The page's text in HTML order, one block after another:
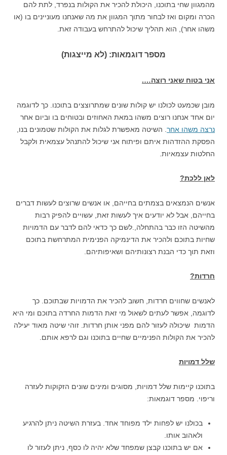
מהמגוון שחי בתוכנו, היכולת להכיר את הקולות בנפרד, לתת להם
הכרה ומקום ואז לבחור מתוך המגוון את מה שאנחנו מעוניינים בו (או
משהו אחר), הוא תהליך שיכול להתרחש בעבודה זאת.
מספר דוגמאות: (לא מייצגות)
אני בטוח שאני רוצה….
מובן שכמעט לכולנו יש קולות שונים שמתרוצצים בתוכנו. כך לדוגמה
יום אחד אנחנו רוצים משהו במאת האחוזים ובטוחים בו וביום אחר
נרצה משהו אחר . השיטה מאפשרת לגלות את הקולות שטמונים בנו,
הפסקת ההזדהות איתם ופיתוח אני שיכול להתנהל עצמאית ולקבל
החלטות עצמאיות.
לאן ללכת?
אנשים הנמצאים בצמתים בחייהם, או אנשים שרוצים לעשות דברים
בחייהם, אבל לא יודעים איך לעשות זאת, עשויים להפיק רבות
מהשיטה הזו כבר בהתחלה,.לשם כך כדאי להם לדבר עם הדמויות
שחיות בתוכם ולהכיר את הדינמיקה הפנימית המתרחשת בתוכם
וזאת תוך כדי הבנת רצונותיהם ושאיפותיהם.
חרדות?
לאנשים שחווים חרדות, חשוב להכיר את הדמויות שבתוכם. כך
לדוגמה, אפשר לעתים לשאול מי זאת הדמות החרדה בתוכם ומי היא
הדמות שיכולה לעזור להם מפני אותן חרדות. זוהי שיטה מאוד יעילה
להכיר את הקולות הפנימיים שחיים בתוכנו וגם לרפא אותם.
שלל דמויות
בתוכנו קיימות שלל דמויות, מסוגים ומינים שונים הזקוקות לעזרה
וריפוי. מספר דוגמאות:
בכולנו יש לפחות ילד מפוחד אחד. בעזרת השיטה ניתן להרגיע
ולאהוב אותו.
אם יש בתוכנו קבצן שמפחד שלא יהיה לו כסף, ניתן לעזור לו